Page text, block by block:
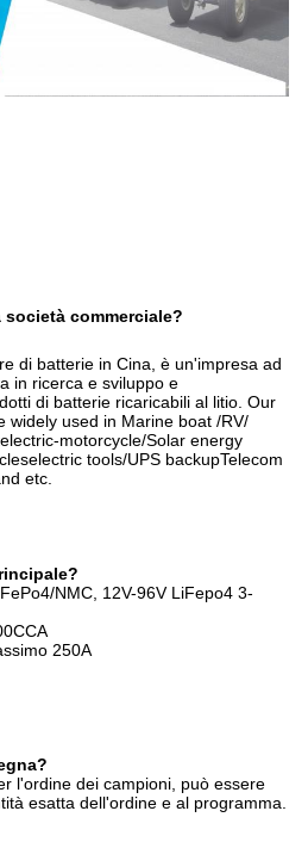
commerciale?
di batterie in Cina, è un'impresa ad
in ricerca e sviluppo e
di batterie ricaricabili al litio. Our
widely used in Marine boat /RV/
motorcycle/Solar energy
tools/UPS backupTelecom
etc.
NMC, 12V-96V LiFepo4 3-
250A
l'ordine dei campioni, può essere
esatta dell'ordine e al programma.